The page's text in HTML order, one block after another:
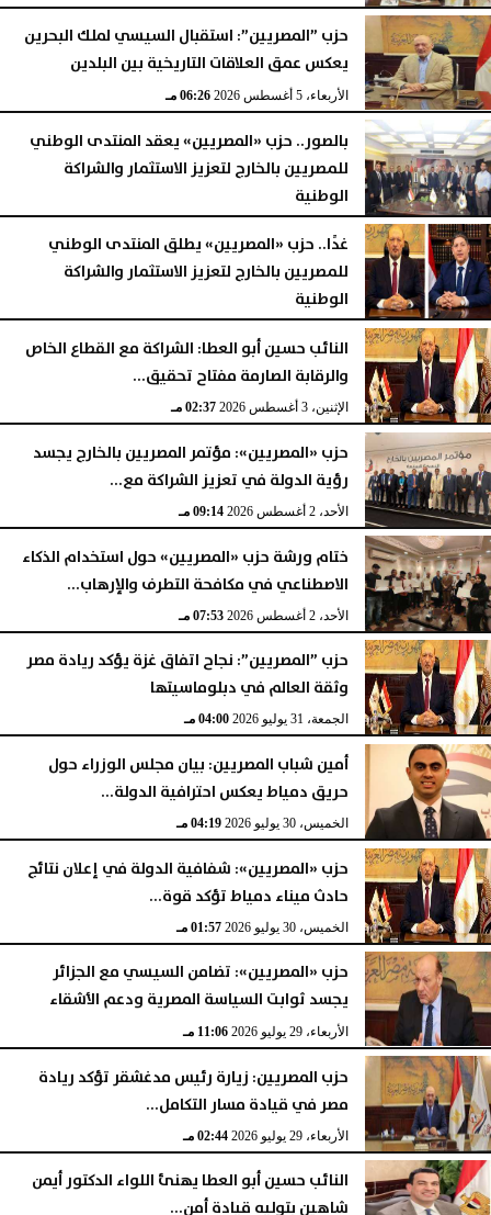
حزب ”المصريين”: استقبال السيسي لملك البحرين
يعكس عمق العلاقات التاريخية بين البلدين
الأربعاء، 5 أغسطس 2026 06:26 مـ
بالصور.. حزب «المصريين» يعقد المنتدى الوطني
للمصريين بالخارج لتعزيز الاستثمار والشراكة
الوطنية
الثلاثاء، 4 أغسطس 2026
غدًا.. حزب «المصريين» يطلق المنتدى الوطني
للمصريين بالخارج لتعزيز الاستثمار والشراكة
الوطنية
الإثنين، 3 أغسطس 2026
النائب حسين أبو العطا: الشراكة مع القطاع الخاص
والرقابة الصارمة مفتاح تحقيق...
الإثنين، 3 أغسطس 2026 02:37 مـ
حزب «المصريين»: مؤتمر المصريين بالخارج يجسد
رؤية الدولة في تعزيز الشراكة مع...
الأحد، 2 أغسطس 2026 09:14 مـ
ختام ورشة حزب «المصريين» حول استخدام الذكاء
الاصطناعي في مكافحة التطرف والإرهاب...
الأحد، 2 أغسطس 2026 07:53 مـ
حزب ”المصريين”: نجاح اتفاق غزة يؤكد ريادة مصر
وثقة العالم في دبلوماسيتها
الجمعة، 31 يوليو 2026 04:00 مـ
أمين شباب المصريين: بيان مجلس الوزراء حول
حريق دمياط يعكس احترافية الدولة...
الخميس، 30 يوليو 2026 04:19 مـ
حزب «المصريين»: شفافية الدولة في إعلان نتائج
حادث ميناء دمياط تؤكد قوة...
الخميس، 30 يوليو 2026 01:57 مـ
حزب «المصريين»: تضامن السيسي مع الجزائر
يجسد ثوابت السياسة المصرية ودعم الأشقاء
الأربعاء، 29 يوليو 2026 11:06 مـ
حزب المصريين: زيارة رئيس مدغشقر تؤكد ريادة
مصر في قيادة مسار التكامل...
الأربعاء، 29 يوليو 2026 02:44 مـ
النائب حسين أبو العطا يهنئ اللواء الدكتور أيمن
شاهين بتوليه قيادة أمن...